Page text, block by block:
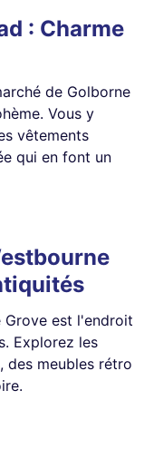
: Charme
de Golborne
Vous y
vêtements
qui en font un
Grove est l'endroit
Explorez les
des meubles rétro